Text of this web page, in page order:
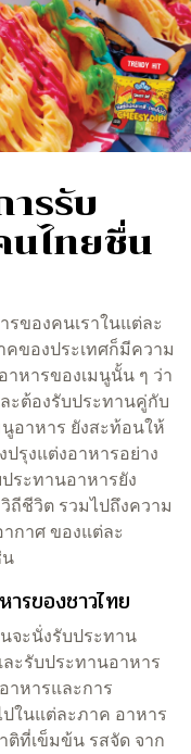
รรับ
นไทยชื่น
องคนเราในแต่ละ
ของประเทศก็มีความ
หารของเมนูนั้น ๆ ว่า
ะต้องรับประทานคู่กับ
อาหาร ยังสะท้อนให้
รุงแต่งอาหารอย่าง
ระทานอาหารยัง
ถีชีวิต รวมไปถึงความ
กาศ ของแต่ละ
น
รของชาวไทย
นั่งรับประทาน
ะรับประทานอาหาร
าหารและการ
ในแต่ละภาค อาหาร
ติที่เข็มข้น รสจัด จาก